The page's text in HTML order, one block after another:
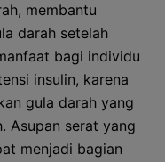
membantu
darah setelah
bagi individu
insulin, karena
gula darah yang
Asupan serat yang
menjadi bagian